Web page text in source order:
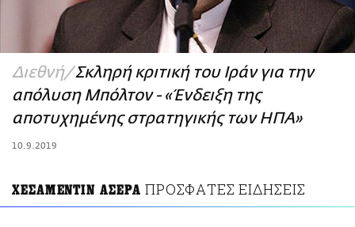
PRINT
Διεθνή Σκληρή κριτική του Ιράν για την
απόλυση Μπόλτον - «Ένδειξη της
αποτυχημένης στρατηγικής των ΗΠΑ»
10.9.2019
ΧΕΣΑΜΕΝΤΙΝ ΑΣΕΡΑ ΠΡΟΣΦΑΤΕΣ ΕΙΔΗΣΕΙΣ